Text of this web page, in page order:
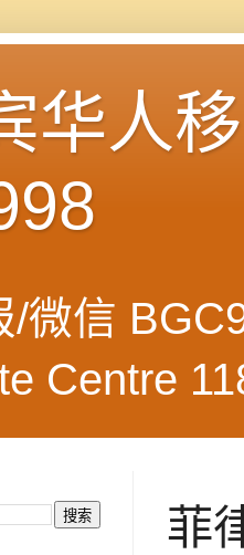
华人
/微信
Centre
菲